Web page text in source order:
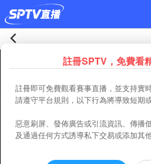
納
城
Error occured while playing，
Refresh
uuid:098F1087-B120-4A40-A840-
requestId(player):9E27F1EE-378D-4E18-BC56-
註冊SPTV，免費看
註冊即可免費觀看賽事直播，並支持實時
請遵守平台規則，以下行為將導致短期
惡意刷屏、發佈廣告或引流資訊、傳播
及通過任何方式誘導私下交易或添加其